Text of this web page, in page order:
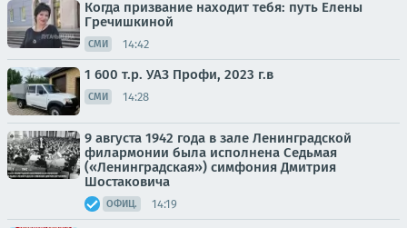
Когда призвание находит тебя: путь Елены
Гречишкиной
СМИ 14:42
1 600 т.р. УАЗ Профи, 2023 г.в
СМИ 14:28
9 августа 1942 года в зале Ленинградской
филармонии была исполнена Седьмая
(«Ленинградская») симфония Дмитрия
Шостаковича
ОФИЦ. 14:19